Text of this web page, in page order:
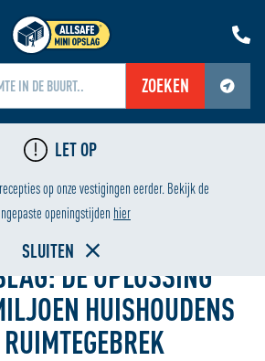
ZOEKEN
Jouw locatiediensten zijn uitgeschakeld.
jouw locatiediensten in om deze functie te gebruiken.
LET OP
op onze vestigingen eerder. Bekijk de
openingstijden hier
SLUITEN
LAAGSTE PRIJS
Home
DE OPLOSSING
HUISHOUDENS